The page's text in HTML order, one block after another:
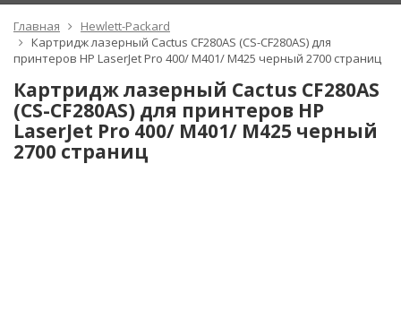
Главная
Hewlett-Packard
Картридж лазерный Cactus CF280AS (CS-CF280AS) для
принтеров HP LaserJet Pro 400/ M401/ M425 черный 2700 страниц
Картридж лазерный Cactus CF280AS
(CS-CF280AS) для принтеров HP
LaserJet Pro 400/ M401/ M425 черный
2700 страниц